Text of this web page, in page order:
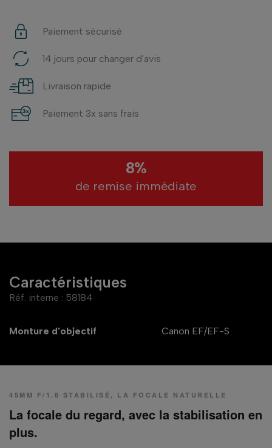
Paiement sécurisé
14 jours pour changer d'avis
Livraison rapide
Paiement 3x sans frais
8%
de remise immédiate
Caractéristiques
Réf. interne : 58184
Monture d'objectif Canon EF/EF-S
45MM F/1.8 STABILISÉ, LA FOCALE NATURELLE
La focale du regard, avec la stabilisation en
plus.